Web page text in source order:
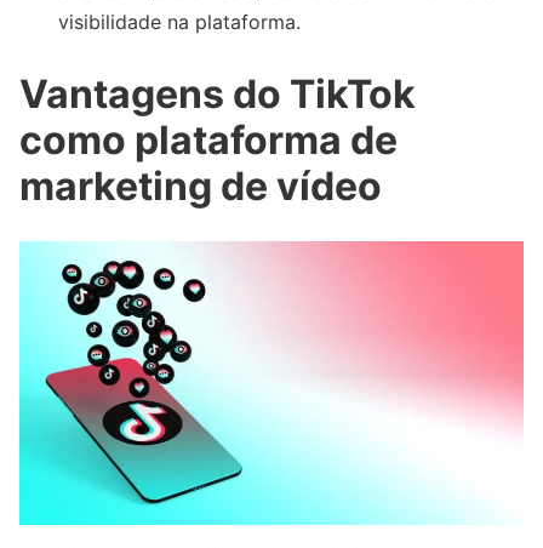
visibilidade na plataforma.
Vantagens do TikTok
como plataforma de
marketing de vídeo